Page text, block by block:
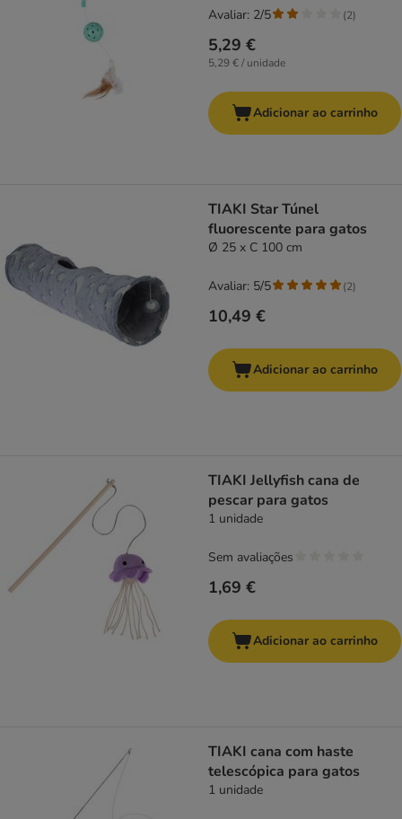
5,29 €
5,29 € / unidade
Avaliar: 2/5 (2)
Adicionar ao carrinho
TIAKI Star Túnel
fluorescente para gatos
Ø 25 x C 100 cm
10,49 €
Avaliar: 5/5 (2)
Adicionar ao carrinho
TIAKI Jellyfish cana de
pescar para gatos
1 unidade
1,69 €
Sem avaliações
Adicionar ao carrinho
TIAKI cana com haste
telescópica para gatos
1 unidade